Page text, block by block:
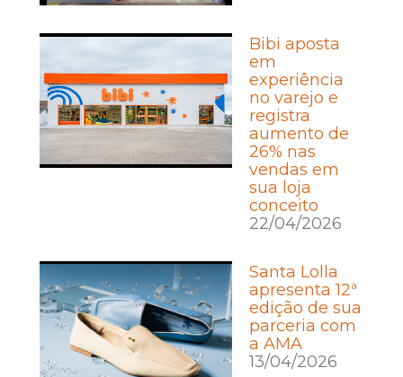
Bibi aposta
em
experiência
no varejo e
registra
aumento de
26% nas
vendas em
sua loja
conceito
22/04/2026
Santa Lolla
apresenta 12ª
edição de sua
parceria com
a AMA
13/04/2026